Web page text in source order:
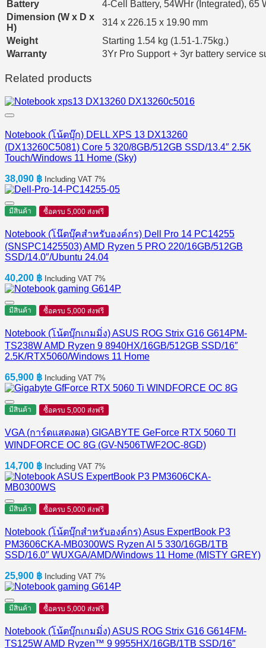
Battery
4-Cell Battery, 54WHr (Integrated), 65
Dimension (W x D x
H)
314 x 226.15 x 19.90 mm
Weight
Starting 1.54 kg (1.51-1.75kg.)
Warranty
3Yr Pro Support + 3yr battery service
Related products
Notebook (โน้ตบุ๊ก) DELL XPS 13 DX13260
(DX13260C5081) Core 5 320/8GB/512GB SSD/13.4″ 2.5K
Touch/Windows 11 Home (Sky)
38,090 ฿ Including VAT 7%
มีสินค้า ซื้อครบ 5,000 ส่งฟรี
Notebook (โน๊ตบุ๊คสำหรับองค์กร) Dell Pro 14 PC14255
(SNSPC1425503) AMD Ryzen 5 PRO 220/16GB/512GB
SSD/14.0″/Ubuntu 24.04
40,200 ฿ Including VAT 7%
มีสินค้า ซื้อครบ 5,000 ส่งฟรี
Notebook (โน้ตบุ๊กเกมมิ่ง) ASUS ROG Strix G16 G614PM-
TS238W AMD Ryzen 9 8940HX/16GB/512GB SSD/16″
2.5K/RTX5060/Windows 11 Home
65,900 ฿ Including VAT 7%
มีสินค้า ซื้อครบ 5,000 ส่งฟรี
VGA (การ์ดแสดงผล) GIGABYTE GeForce RTX 5060 TI
WINDFORCE OC 8G (GV-N506TWF2OC-8GD)
14,700 ฿ Including VAT 7%
มีสินค้า ซื้อครบ 5,000 ส่งฟรี
Notebook (โน้ตบุ๊กสำหรับองค์กร) Asus ExpertBook P3
PM3606CKA-MB0300WS Ryzen AI 5 330/16GB/1TB
SSD/16.0″ WUXGA/AMD/Windows 11 Home (MISTY GREY)
25,900 ฿ Including VAT 7%
มีสินค้า ซื้อครบ 5,000 ส่งฟรี
Notebook (โน้ตบุ๊กเกมมิ่ง) ASUS ROG Strix G16 G614FM-
TS125W AMD Ryzen™ 9 9955HX/16GB/1TB SSD/16″